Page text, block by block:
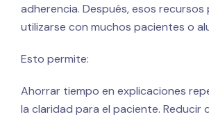
adherencia. Después, esos recursos
utilizarse con muchos pacientes o
Esto permite:
Ahorrar tiempo en explicaciones
la claridad para el paciente. Reducir